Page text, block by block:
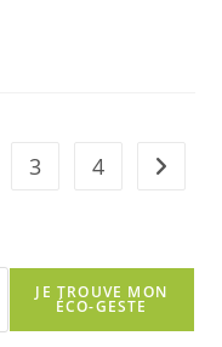
3 4 Aller à
JE TROUVE MON
ÉCO-GESTE